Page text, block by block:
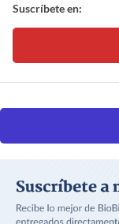
Suscríbete en: